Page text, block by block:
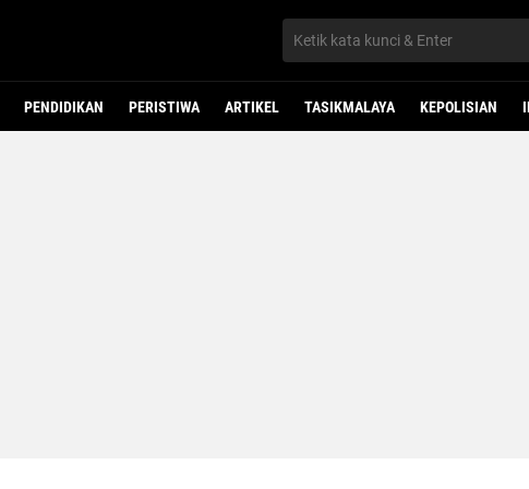
PENDIDIKAN PERISTIWA ARTIKEL TASIKMALAYA KEPOLISIAN